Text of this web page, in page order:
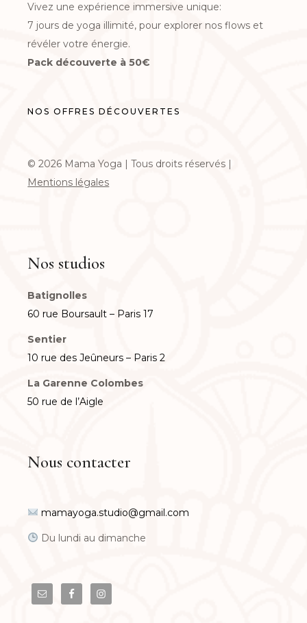
Vivez une expérience immersive unique:
7 jours de yoga illimité, pour explorer nos flows et
révéler votre énergie.
Pack découverte à 50€
NOS OFFRES DÉCOUVERTES
©2026 Mama Yoga | Tous droits réservés |
Mentions légales
Nos studios
Batignolles
60 rue Boursault – Paris 17
Sentier
10 rue des Jeûneurs – Paris 2
La Garenne Colombes
50 rue de l’Aigle
Nous contacter
mamayoga.studio@gmail.com
Du lundi au dimanche